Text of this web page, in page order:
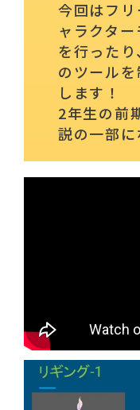
今回はフ
ャラクタ
を行った
のツール
します！
2年生の前
説の一部に